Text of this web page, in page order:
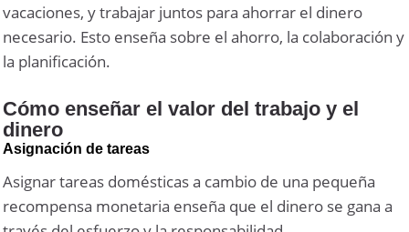
vacaciones, y trabajar juntos para ahorrar el dinero
necesario. Esto enseña sobre el ahorro, la colaboración y
la planificación.
Cómo enseñar el valor del trabajo y el
dinero
Asignación de tareas
Asignar tareas domésticas a cambio de una pequeña
recompensa monetaria enseña que el dinero se gana a